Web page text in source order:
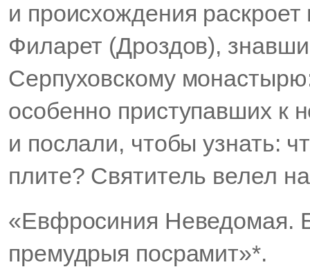
и происхождения
Филарет (Дроздов),
Серпуховскому
особенно приступавших к
и послали, чтобы узнать:
плите? Святитель велел
«Евфросиния Неведомая.
премудрыя посрамит»*.